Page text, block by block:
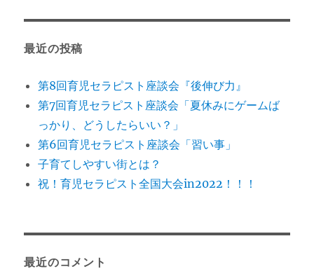
最近の投稿
第8回育児セラピスト座談会『後伸び力』
第7回育児セラピスト座談会「夏休みにゲームば
っかり、どうしたらいい？」
第6回育児セラピスト座談会「習い事」
子育てしやすい街とは？
祝！育児セラピスト全国大会in2022！！！
最近のコメント